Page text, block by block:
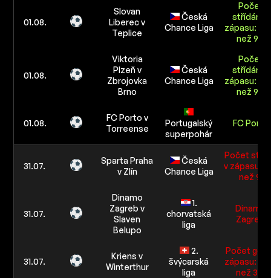
01.08.
Slovan
Liberec v
Teplice
Česká
Chance Liga
Počet
střídání v
zápasu:
než 9.5
01.08.
Viktoria
Plzeň v
Zbrojovka
Brno
Česká
Chance Liga
Počet
střídání v
zápasu:
než 9.5
01.08.
FC Porto v
Torreense
Portugalský
superpohár
FC Porto
31.07.
Sparta Praha
v Zlín
Česká
Chance Liga
Počet
v zápasu:
než 9.5
31.07.
Dinamo
Zagreb v
Slaven
Belupo
1.
chorvatská
liga
Dinamo
Zagreb
31.07.
Kriens v
Winterthur
2.
švýcarská
liga
Počet gólů
zápasu:
než 3.5